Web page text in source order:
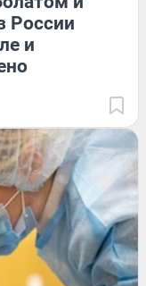
России
и